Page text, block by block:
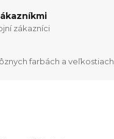
zákazníci
farbách a veľkostiach